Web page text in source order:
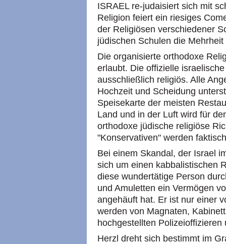
ISRAEL re-judaisiert sich mit
Religion feiert ein riesiges
der Religiösen verschiedener
jüdischen Schulen die Mehrheit
Die organisierte orthodoxe
erlaubt. Die offizielle
ausschließlich religiös. Alle
Hochzeit und Scheidung
Speisekarte der meisten
Land und in der Luft wird für
orthodoxe jüdische religiöse
"Konservativen" werden
Bei einem Skandal, der Israel
sich um einen kabbalistischen
diese wundertätige Person
und Amuletten ein Vermögen
angehäuft hat. Er ist nur einer
werden von Magnaten,
hochgestellten Polizeioffizieren
Herzl dreht sich bestimmt im